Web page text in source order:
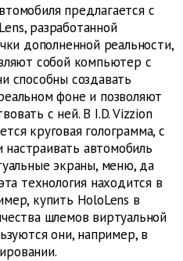
предлагается с
разработанной
дополненной реальности,
собой компьютер с
способны создавать
фоне и позволяют
с ней. В I.D. Vizzion
круговая голограмма, с
автомобиль
экраны, меню, да
технология находится в
купить HoloLens в
шлемов виртуальной
они, например, в